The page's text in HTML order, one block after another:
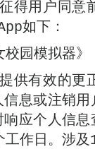
得用户同意
如下：
校园模拟器
供有效的更
息或注销
应个人信
作日。涉及